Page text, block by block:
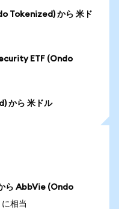
Tokenized) から 米ド
ETF (Ondo
から 米ドル
ら AbbVie (Ondo
相当